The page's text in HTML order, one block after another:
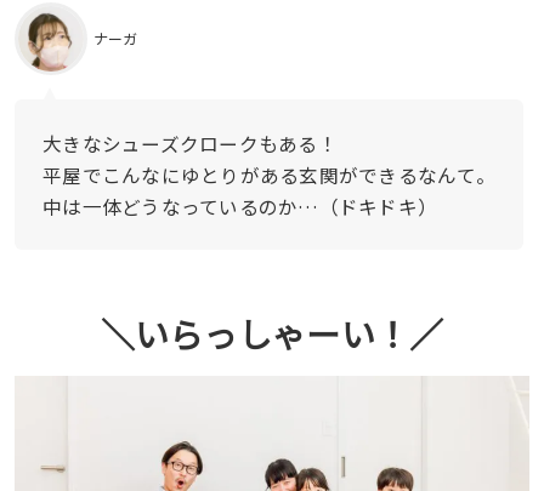
ナーガ
大きなシューズクロークもある！
平屋でこんなにゆとりがある玄関ができるなんて。
中は一体どうなっているのか…（ドキドキ）
＼いらっしゃーい！／